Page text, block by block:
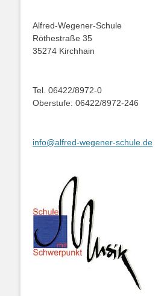
Alfred-Wegener-Schule
Röthestraße 35
35274 Kirchhain
Tel. 06422/8972-0
Oberstufe: 06422/8972-246
info@alfred-wegener-schule.de